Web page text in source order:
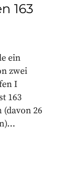
163
ein
zwei
I
163
26